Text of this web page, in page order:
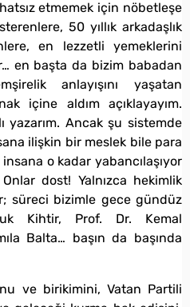
etmemek için nöbetleşe
50 yıllık arkadaşlık
en lezzetli yemeklerini
en başta da bizim babadan
anlayışını yaşatan
içine aldım açıklayayım.
yazarım. Ancak şu sistemde
ilişkin bir meslek bile para
o kadar yabancılaşıyor
dost! Yalnızca hekimlik
süreci bizimle gece gündüz
Kihtir, Prof. Dr. Kemal
Balta… başın da başında
ve birikimini, Vatan Partili